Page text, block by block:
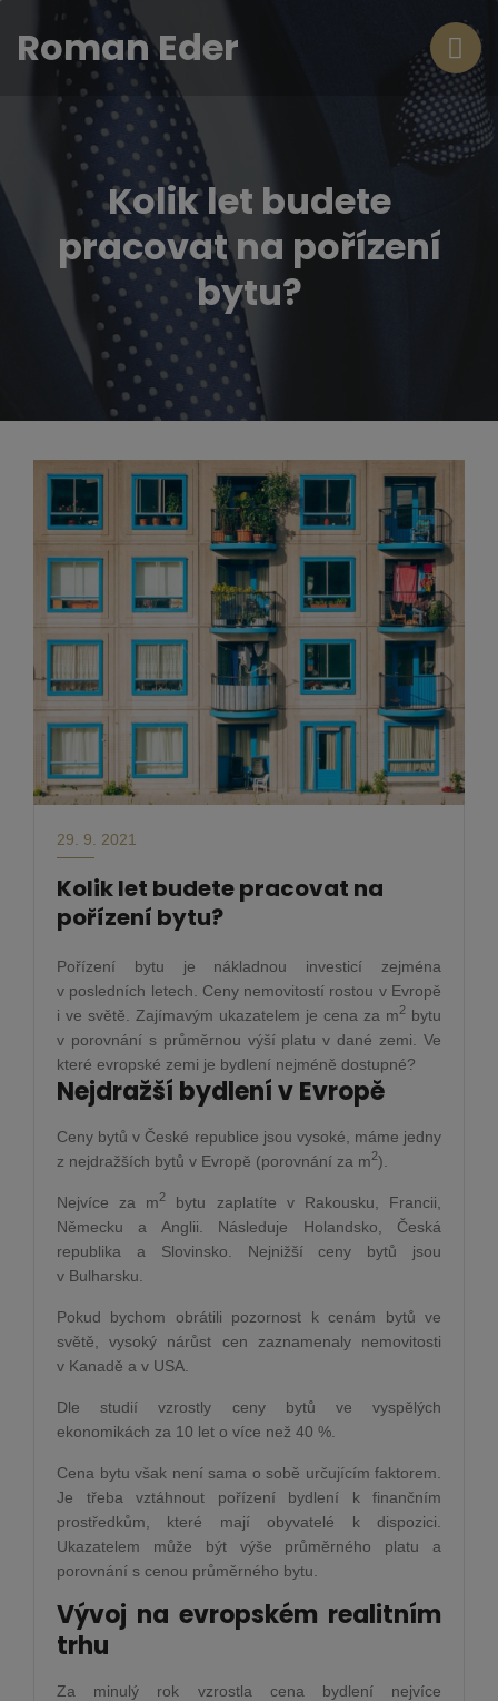
Roman Eder
Kolik let budete
pracovat na pořízení
bytu?
29. 9. 2021
Kolik let budete pracovat na
pořízení bytu?
Pořízení bytu je nákladnou investicí zejména
v posledních letech. Ceny nemovitostí rostou v Evropě
i ve světě. Zajímavým ukazatelem je cena za m2 bytu
v porovnání s průměrnou výší platu v dané zemi. Ve
které evropské zemi je bydlení nejméně dostupné?
Nejdražší bydlení v Evropě
Ceny bytů v České republice jsou vysoké, máme jedny
z nejdražších bytů v Evropě (porovnání za m2).
Nejvíce za m2
bytu zaplatíte v Rakousku, Francii,
Německu a Anglii. Následuje Holandsko, Česká
republika a Slovinsko. Nejnižší ceny bytů jsou
v Bulharsku.
Pokud bychom obrátili pozornost k cenám bytů ve
světě, vysoký nárůst cen zaznamenaly nemovitosti
v Kanadě a v USA.
Dle studií vzrostly ceny bytů ve vyspělých
ekonomikách za 10 let o více než 40 %.
Cena bytu však není sama o sobě určujícím faktorem.
Je třeba vztáhnout pořízení bydlení k finančním
prostředkům, které mají obyvatelé k dispozici.
Ukazatelem může být výše průměrného platu a
porovnání s cenou průměrného bytu.
Vývoj na evropském realitním
trhu
Za minulý rok vzrostla cena bydlení nejvíce